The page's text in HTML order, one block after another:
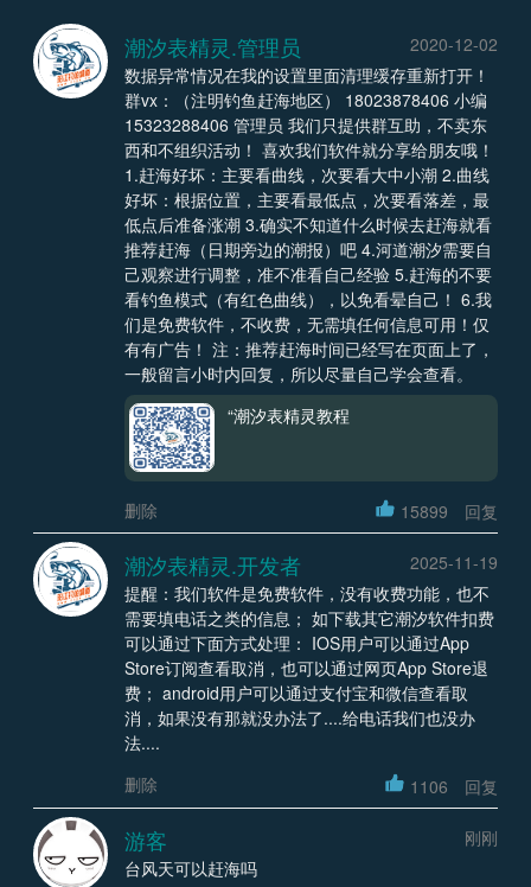
潮汐表精灵.管理员
2020-12-02
数据异常情况在我的设置里面清理缓存重新打开！
群vx：（注明钓鱼赶海地区） 18023878406 小编
15323288406 管理员 我们只提供群互助，不卖东
西和不组织活动！ 喜欢我们软件就分享给朋友哦！
1.赶海好坏：主要看曲线，次要看大中小潮 2.曲线
好坏：根据位置，主要看最低点，次要看落差，最
低点后准备涨潮 3.确实不知道什么时候去赶海就看
推荐赶海（日期旁边的潮报）吧 4.河道潮汐需要自
己观察进行调整，准不准看自己经验 5.赶海的不要
看钓鱼模式（有红色曲线），以免看晕自己！ 6.我
们是免费软件，不收费，无需填任何信息可用！仅
有有广告！ 注：推荐赶海时间已经写在页面上了，
一般留言小时内回复，所以尽量自己学会查看。
“潮汐表精灵教程
删除 15899 回复
潮汐表精灵.开发者
2025-11-19
提醒：我们软件是免费软件，没有收费功能，也不
需要填电话之类的信息； 如下载其它潮汐软件扣费
可以通过下面方式处理： IOS用户可以通过App
Store订阅查看取消，也可以通过网页App Store退
费； android用户可以通过支付宝和微信查看取
消，如果没有那就没办法了....给电话我们也没办
法....
删除
1106 回复
游客
刚刚
台风天可以赶海吗